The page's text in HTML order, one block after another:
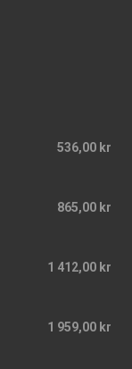
536,00 kr
865,00 kr
1 412,00 kr
1 959,00 kr